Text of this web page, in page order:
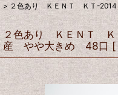
> ２色あり ＫＥＮＴ ＫＴ-
２色あり ＫＥＮＴ
産 やや大きめ 48口 [